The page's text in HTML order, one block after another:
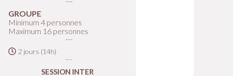
GROUPE
Minimum 4 personnes
Maximum 16 personnes
2 jours (14h)
SESSION INTER